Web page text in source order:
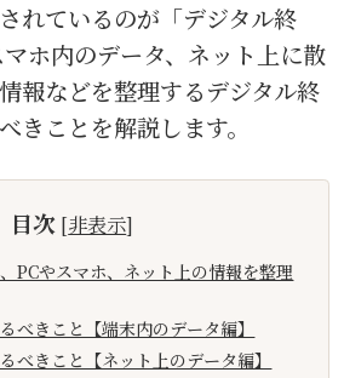
れているのが「デジタル終
ホ内のデータ、ネット上に散
報などを整理するデジタル終
きことを解説します。
目次 [非表示]
PCやスマホ、ネット上の情報を整理
べきこと【端末内のデータ編】
べきこと【ネット上のデータ編】